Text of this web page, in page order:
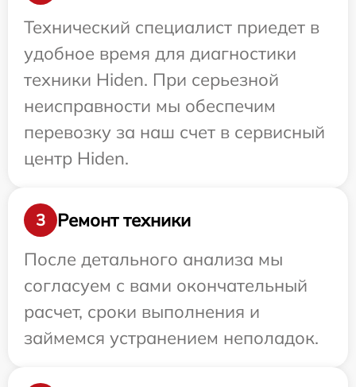
Технический специалист приедет в
удобное время для диагностики
техники Hiden. При серьезной
неисправности мы обеспечим
перевозку за наш счет в сервисный
центр Hiden.
3
Ремонт техники
После детального анализа мы
согласуем с вами окончательный
расчет, сроки выполнения и
займемся устранением неполадок.